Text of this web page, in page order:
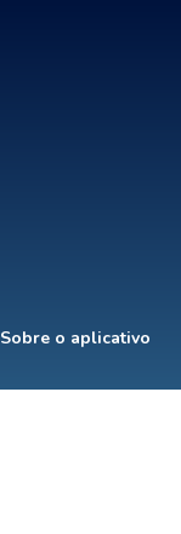
Sobre o aplicativo